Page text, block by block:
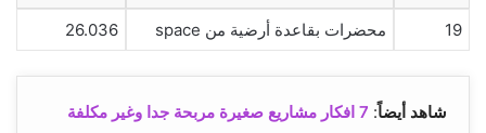
19 محضرات بقاعدة أرضية من space 26.036
شاهد أيضاً: 7 افكار مشاريع صغيرة مربحة جدا وغير مكلفة